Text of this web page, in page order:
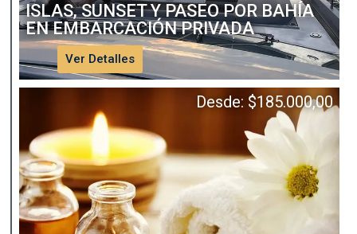
ISLAS, SUNSET Y PASEO POR BAHÍA
EN EMBARCACIÓN PRIVADA
Ver Detalles
Desde: $185.000,00